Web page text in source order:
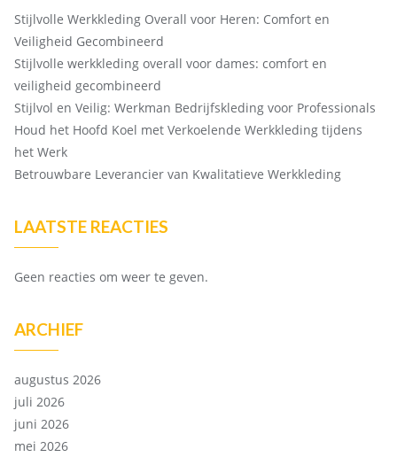
Stijlvolle Werkkleding Overall voor Heren: Comfort en
Veiligheid Gecombineerd
Stijlvolle werkkleding overall voor dames: comfort en
veiligheid gecombineerd
Stijlvol en Veilig: Werkman Bedrijfskleding voor Professionals
Houd het Hoofd Koel met Verkoelende Werkkleding tijdens
het Werk
Betrouwbare Leverancier van Kwalitatieve Werkkleding
LAATSTE REACTIES
Geen reacties om weer te geven.
ARCHIEF
augustus 2026
juli 2026
juni 2026
mei 2026